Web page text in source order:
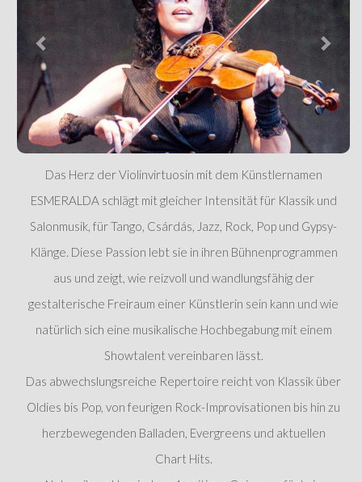
Das Herz der Violinvirtuosin mit dem Künstlernamen
ESMERALDA schlägt mit gleicher Intensität für Klassik und
Salonmusik, für Tango, Csárdás, Jazz, Rock, Pop und Gypsy-
Klänge. Diese Passion lebt sie in ihren Bühnenprogrammen
aus und zeigt, wie reizvoll und wandlungsfähig der
gestalterische Freiraum einer Künstlerin sein kann und wie
natürlich sich eine musikalische Hochbegabung mit einem
Showtalent vereinbaren lässt.
Das abwechslungsreiche Repertoire reicht von Klassik über
Oldies bis Pop, von feurigen Rock-Improvisationen bis hin zu
herzbewegenden Balladen, Evergreens und aktuellen
Chart Hits.